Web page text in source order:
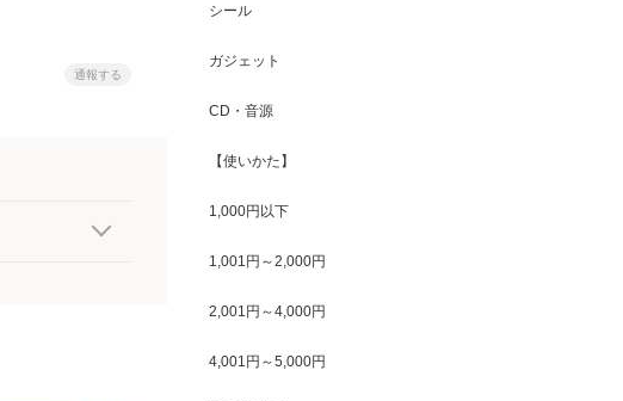
通報する
シール
ガジェット
CD・音源
【使いかた】
1,000円以下
1,001円～2,000円
2,001円～4,000円
4,001円～5,000円